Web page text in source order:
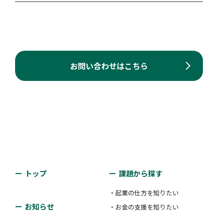
お問い合わせはこちら
トップ
お知らせ
課題から探す
・起業の仕方を知りたい
・お金の支援を知りたい